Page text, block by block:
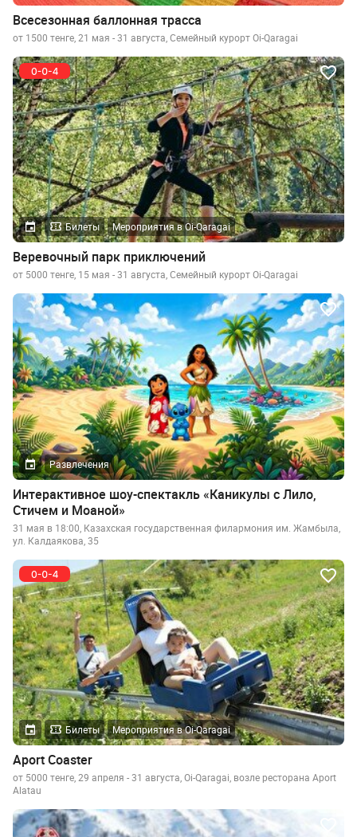
Всесезонная баллонная трасса
от 1500 тенге, 21 мая - 31 августа, Семейный курорт Oi-Qaragai
Билеты Мероприятия в Oi-Qaragai
Веревочный парк приключений
от 5000 тенге, 15 мая - 31 августа, Семейный курорт Oi-Qaragai
Развлечения
Интерактивное шоу-спектакль «Каникулы с Лило,
Стичем и Моаной»
31 мая в 18:00, Казахская государственная филармония им. Жамбыла,
ул. Калдаякова, 35
Билеты Мероприятия в Oi-Qaragai
Aport Coaster
от 5000 тенге, 29 апреля - 31 августа, Oi-Qaragai, возле ресторана Aport
Alatau